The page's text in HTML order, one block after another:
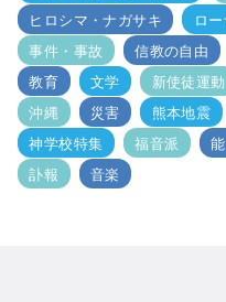
ヒロシマ・ナガサキ
ロ
事件・事故
信教の自由
教育
文学 新使徒運動
沖縄
災害 熊本地震
神学校特集
福音派
訃報
音楽